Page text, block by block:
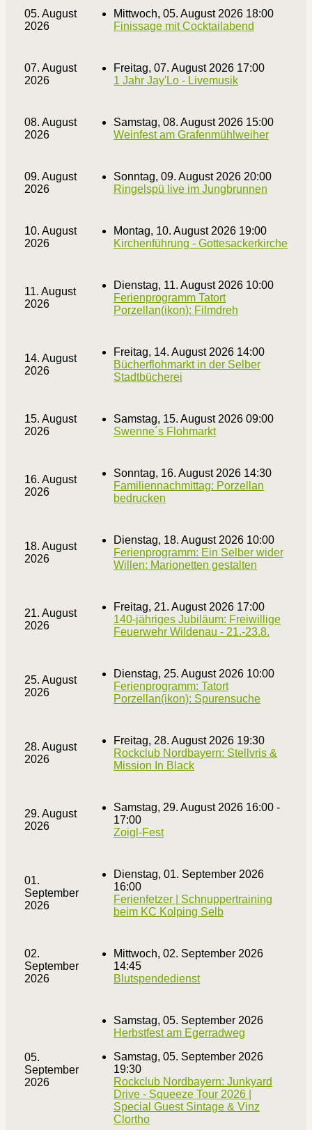
05. August
2026
Mittwoch, 05. August 2026 18:00
Finissage mit Cocktailabend
07. August
2026
Freitag, 07. August 2026 17:00
1 Jahr Jay'Lo - Livemusik
08. August
2026
Samstag, 08. August 2026 15:00
Weinfest am Grafenmühlweiher
09. August
2026
Sonntag, 09. August 2026 20:00
Ringelspü live im Jungbrunnen
10. August
2026
Montag, 10. August 2026 19:00
Kirchenführung - Gottesackerkirche
11. August
2026
Dienstag, 11. August 2026 10:00
Ferienprogramm Tatort
Porzellan(ikon): Filmdreh
14. August
2026
Freitag, 14. August 2026 14:00
Bücherflohmarkt in der Selber
Stadtbücherei
15. August
2026
Samstag, 15. August 2026 09:00
Swenne´s Flohmarkt
16. August
2026
Sonntag, 16. August 2026 14:30
Familiennachmittag: Porzellan
bedrucken
18. August
2026
Dienstag, 18. August 2026 10:00
Ferienprogramm: Ein Selber wider
Willen: Marionetten gestalten
21. August
2026
Freitag, 21. August 2026 17:00
140-jähriges Jubiläum: Freiwillige
Feuerwehr Wildenau - 21.-23.8.
25. August
2026
Dienstag, 25. August 2026 10:00
Ferienprogramm: Tatort
Porzellan(ikon): Spurensuche
28. August
2026
Freitag, 28. August 2026 19:30
Rockclub Nordbayern: Stellvris &
Mission In Black
29. August
2026
Samstag, 29. August 2026 16:00 -
17:00
Zoigl-Fest
01.
September
2026
Dienstag, 01. September 2026
16:00
Ferienfetzer | Schnuppertraining
beim KC Kolping Selb
02.
September
2026
Mittwoch, 02. September 2026
14:45
Blutspendedienst
05.
September
2026
Samstag, 05. September 2026
Herbstfest am Egerradweg
Samstag, 05. September 2026
19:30
Rockclub Nordbayern: Junkyard
Drive - Squeeze Tour 2026 |
Special Guest Sintage & Vinz
Clortho